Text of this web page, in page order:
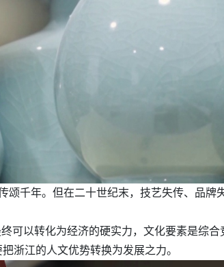
颂千年。但在二十世纪末，技艺失传、品牌
可以转化为经济的硬实力，文化要素是综合
浙江的人文优势转换为发展之力。